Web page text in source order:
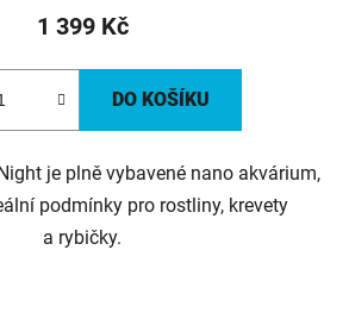
1 399 Kč
DO KOŠÍKU
je plně vybavené nano akvárium,
podmínky pro rostliny, krevety
a rybičky.